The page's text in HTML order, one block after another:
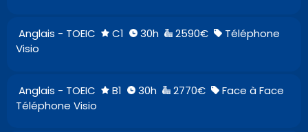
Anglais - TOEIC C1 30h 2590€
Téléphone
Visio
Anglais - TOEIC B1 30h 2770€
Face à Face
Téléphone Visio